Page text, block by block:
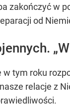
zakończyć w
od
w tym roku
relacje z